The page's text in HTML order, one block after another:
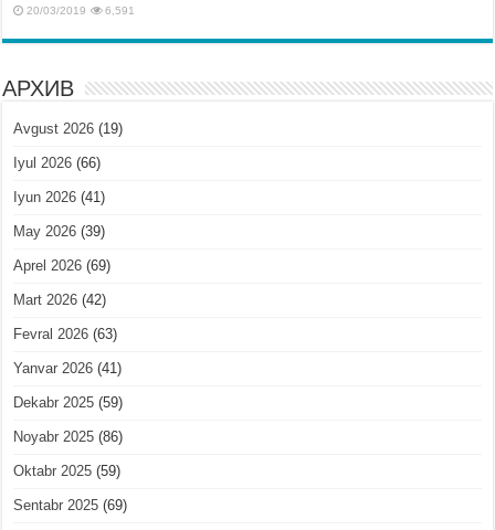
20/03/2019 6,591
АРХИВ
Avgust 2026 (19)
Iyul 2026 (66)
Iyun 2026 (41)
May 2026 (39)
Aprel 2026 (69)
Mart 2026 (42)
Fevral 2026 (63)
Yanvar 2026 (41)
Dekabr 2025 (59)
Noyabr 2025 (86)
Oktabr 2025 (59)
Sentabr 2025 (69)